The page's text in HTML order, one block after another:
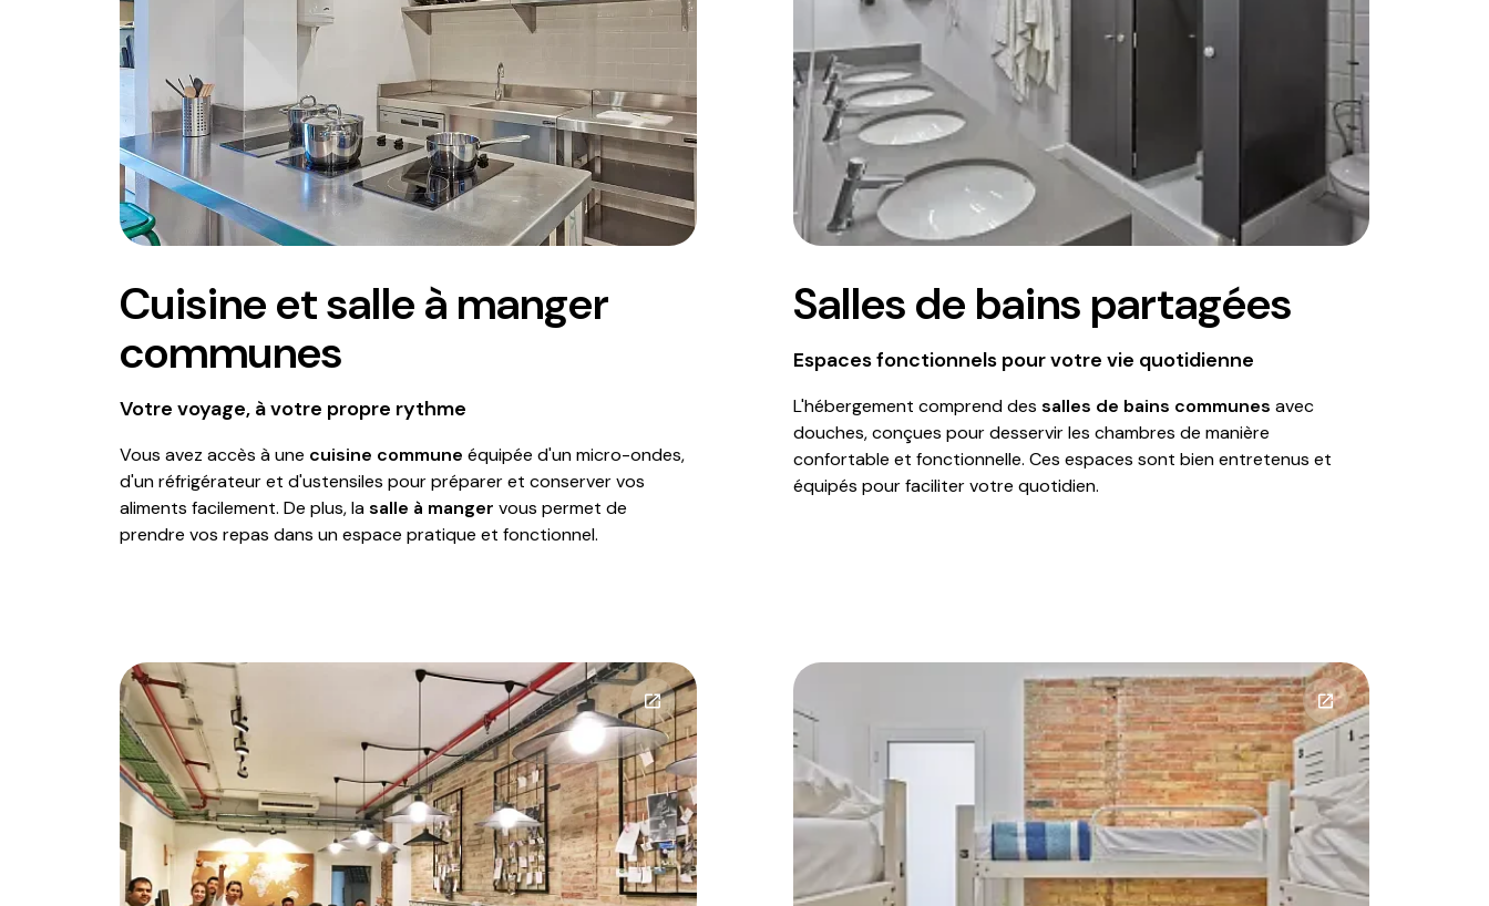
Cuisine et salle à manger
communes
Votre voyage, à votre propre rythme
Vous avez accès à une cuisine commune équipée d'un micro-ondes,
d'un réfrigérateur et d'ustensiles pour préparer et conserver vos
aliments facilement. De plus, lasalle à manger vous permet de
prendre vos repas dans un espace pratique et fonctionnel.
Salles de bains partagées
Espaces fonctionnels pour votre vie quotidienne
L'hébergement comprend des salles de bains communes avec
douches, conçues pour desservir les chambres de manière
confortable et fonctionnelle. Ces espaces sont bien entretenus et
équipés pour faciliter votre quotidien.